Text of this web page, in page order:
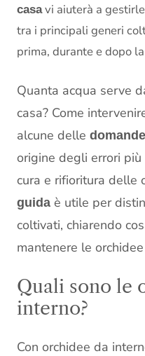
casavi aiuterà a
tra i principali generi
prima, durante e dopo
Quanta acqua serve
casa? Come
alcune delle
origine degli errori
cura e rifioritura delle
guida è utile per
coltivati, chiarendo
mantenere le
Quali sono le
interno?
Con orchidee da